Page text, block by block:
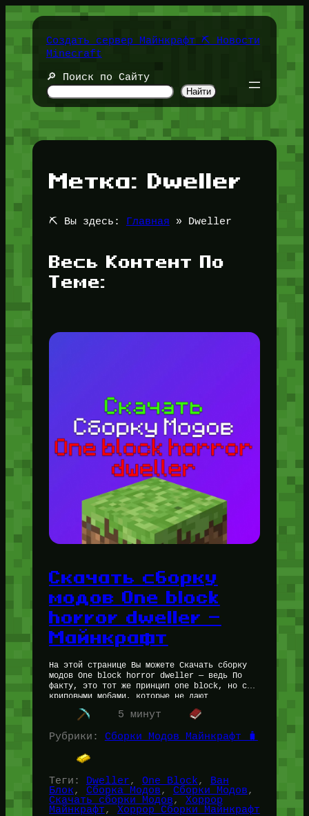
Перейти
содержимомуСоздать сервер Майнкрафт ⛏️ Новости
Minecraft
🔎 Поиск по Сайту
Найти
Метка: Dweller
⛏️ Вы здесь: Главная » Dweller
Весь Контент По
Теме:
Скачать сборку
модов One block
horror dweller —
Майнкрафт
На этой странице Вы можете Скачать сборку
модов One block horror dweller — ведь По
факту, это тот же принцип one block, но с
криповыми мобами, которые не дают
расслабиться.…
5 минут
Рубрики: Сборки Модов Майнкрафт 🧳
Теги: Dweller, One Block,
Ван
Блок, Сборка Модов, Сборки Модов
Скачать сборки Модов, Хоррор
Майнкрафт, Хоррор Сборки Майнкрафт